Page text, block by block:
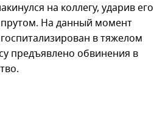
на коллегу, ударив его
На данный момент
в тяжелом
предъявлено обвинения в